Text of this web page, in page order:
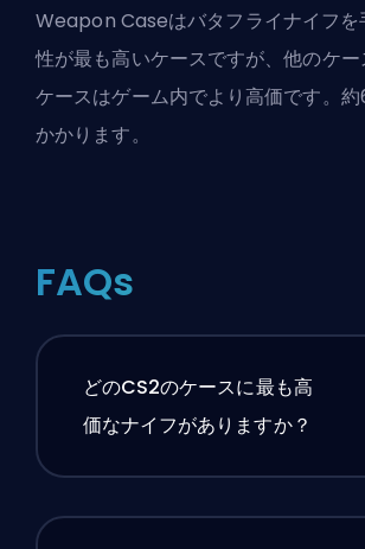
Weapon Caseはバタフライナイフを
性が最も高いケースですが、他のケ
ケースはゲーム内でより高価です。
かかります。
FAQs
どのCS2のケースに最も高
価なナイフがありますか？